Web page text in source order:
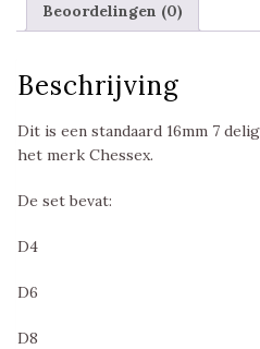
Beoordelingen (0)
Beschrijving
Dit is een standaard 16mm 7
het merk Chessex.
De set bevat:
D4
D6
D8